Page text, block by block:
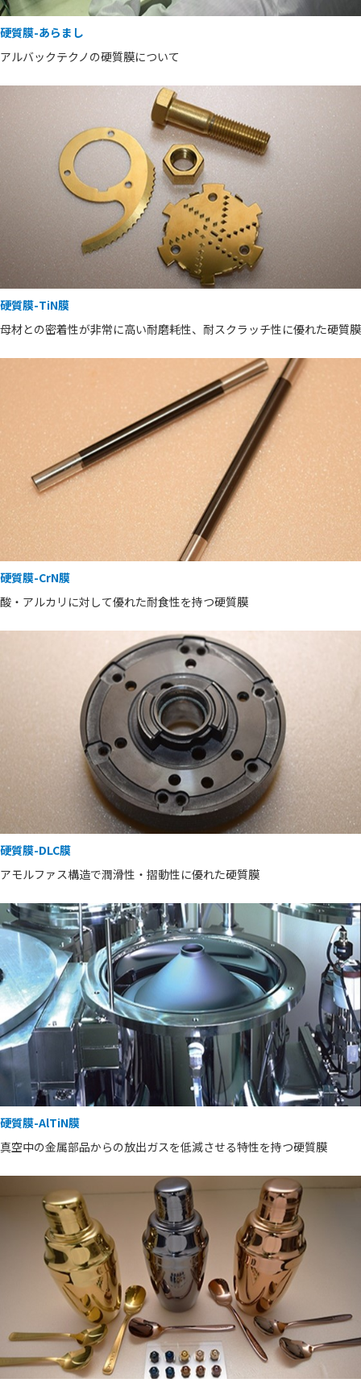
硬質膜-あらまし
アルバックテクノの硬質膜について
硬質膜-TiN膜
母材との密着性が非常に高い耐磨耗性、耐スクラッチ性に優れた硬質膜
硬質膜-CrN膜
酸・アルカリに対して優れた耐食性を持つ硬質膜
硬質膜-DLC膜
アモルファス構造で潤滑性・摺動性に優れた硬質膜
硬質膜-AlTiN膜
真空中の金属部品からの放出ガスを低減させる特性を持つ硬質膜